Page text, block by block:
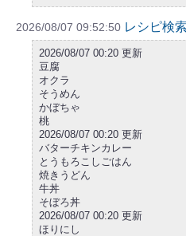
2026/08/07 09:52:50 レシピ検
2026/08/07 00:20 更新
豆腐
オクラ
そうめん
かぼちゃ
桃
2026/08/07 00:20 更新
バターチキンカレー
とうもろこしごはん
焼きうどん
牛丼
そぼろ丼
2026/08/07 00:20 更新
ほりにし